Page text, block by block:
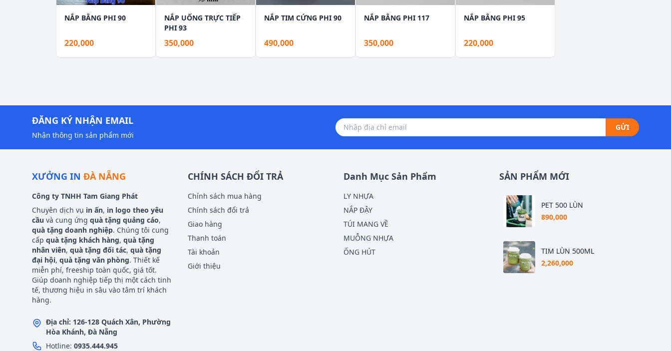
NẮP BẰNG PHI 90
220,000
NẮP UỐNG TRỰC TIẾP
PHI 93
350,000
NẮP TIM CỨNG PHI 90
490,000
NẮP BẰNG PHI 117
350,000
NẮP BẰNG PHI 95
220,000
ĐĂNG KÝ NHẬN EMAIL
Nhận thông tin sản phẩm mới
GỬI
XƯỞNG IN ĐÀ NẴNG
Công ty TNHH Tam Giang Phát
Chuyên dịch vụ in ấn, in logo theo yêu
cầu và cung ứng quà tặng quảng cáo,
quà tặng doanh nghiệp. Chúng tôi cung
cấp quà tặng khách hàng, quà tặng
nhân viên, quà tặng đối tác, quà tặng
đại hội, quà tặng văn phòng. Thiết kế
miễn phí, freeship toàn quốc, giá tốt.
Giúp doanh nghiệp tiếp thị một cách tinh
tế, thương hiệu in sâu vào tâm trí khách
hàng.
Địa chỉ: 126-128 Quách Xân, Phường
Hòa Khánh, Đà Nẵng
Hotline: 0935.444.945
CHÍNH SÁCH ĐỔI TRẢ
Chính sách mua hàng
Chính sách đổi trả
Giao hàng
Thanh toán
Tài khoản
Giới thiệu
Danh Mục Sản Phẩm
LY NHỰA
NẮP ĐẬY
TÚI MANG VỀ
MUỖNG NHỰA
ỐNG HÚT
SẢN PHẨM MỚI
PET 500 LÙN
890,000
TIM LÙN 500ML
2,260,000